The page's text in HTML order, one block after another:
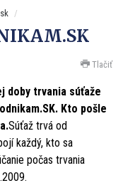
Tlačiť
doby trvania súťaže
Kto pošle
Súťaž trvá od
každý, kto sa
počas trvania